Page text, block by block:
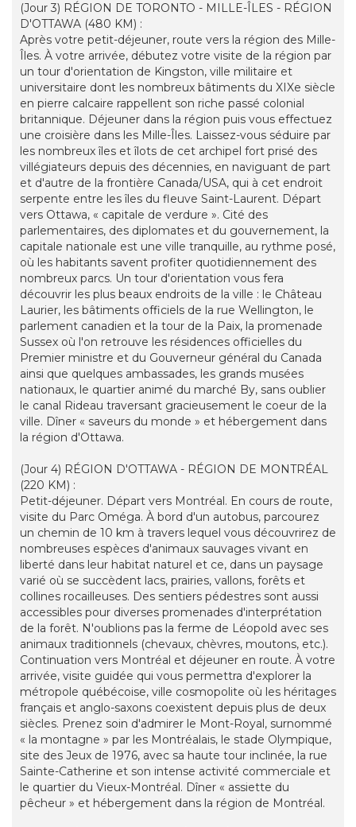
(Jour 3) RÉGION DE TORONTO - MILLE-ÎLES - RÉGION
D'OTTAWA (480 KM) :
Après votre petit-déjeuner, route vers la région des Mille-
Îles. À votre arrivée, débutez votre visite de la région par
un tour d'orientation de Kingston, ville militaire et
universitaire dont les nombreux bâtiments du XIXe siècle
en pierre calcaire rappellent son riche passé colonial
britannique. Déjeuner dans la région puis vous effectuez
une croisière dans les Mille-Îles. Laissez-vous séduire par
les nombreux îles et îlots de cet archipel fort prisé des
villégiateurs depuis des décennies, en naviguant de part
et d'autre de la frontière Canada/USA, qui à cet endroit
serpente entre les îles du fleuve Saint-Laurent. Départ
vers Ottawa, « capitale de verdure ». Cité des
parlementaires, des diplomates et du gouvernement, la
capitale nationale est une ville tranquille, au rythme posé,
où les habitants savent profiter quotidiennement des
nombreux parcs. Un tour d'orientation vous fera
découvrir les plus beaux endroits de la ville : le Château
Laurier, les bâtiments officiels de la rue Wellington, le
parlement canadien et la tour de la Paix, la promenade
Sussex où l'on retrouve les résidences officielles du
Premier ministre et du Gouverneur général du Canada
ainsi que quelques ambassades, les grands musées
nationaux, le quartier animé du marché By, sans oublier
le canal Rideau traversant gracieusement le coeur de la
ville. Dîner « saveurs du monde » et hébergement dans
la région d'Ottawa.
(Jour 4) RÉGION D'OTTAWA - RÉGION DE MONTRÉAL
(220 KM) :
Petit-déjeuner. Départ vers Montréal. En cours de route,
visite du Parc Oméga. À bord d'un autobus, parcourez
un chemin de 10 km à travers lequel vous découvrirez de
nombreuses espèces d'animaux sauvages vivant en
liberté dans leur habitat naturel et ce, dans un paysage
varié où se succèdent lacs, prairies, vallons, forêts et
collines rocailleuses. Des sentiers pédestres sont aussi
accessibles pour diverses promenades d'interprétation
de la forêt. N'oublions pas la ferme de Léopold avec ses
animaux traditionnels (chevaux, chèvres, moutons, etc.).
Continuation vers Montréal et déjeuner en route. À votre
arrivée, visite guidée qui vous permettra d'explorer la
métropole québécoise, ville cosmopolite où les héritages
français et anglo-saxons coexistent depuis plus de deux
siècles. Prenez soin d'admirer le Mont-Royal, surnommé
« la montagne » par les Montréalais, le stade Olympique,
site des Jeux de 1976, avec sa haute tour inclinée, la rue
Sainte-Catherine et son intense activité commerciale et
le quartier du Vieux-Montréal. Dîner « assiette du
pêcheur » et hébergement dans la région de Montréal.